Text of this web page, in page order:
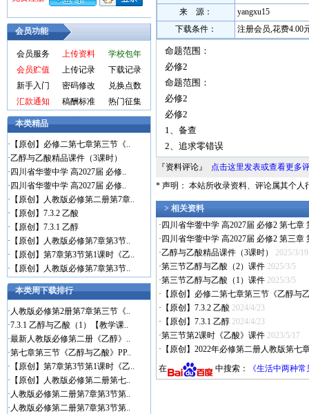
会员功能
会员服务 上传资料
学校包年
会员贮值
上传记录
下载记录
新手入门
密码修改
兑换点数
汇款通知
稿酬标准 热门征集
本类精品
· 【原创】必修二第七章第三节《..
·乙醇与乙酸精品课件（3课时）
· 四川省华蓥中学 高2027届 必修..
· 四川省华蓥中学 高2027届 必修..
· 【原创】人教版必修第二册第7章..
· 【原创】7.3.2 乙酸
· 【原创】7.3.1 乙醇
· 【原创】人教版必修第7章第3节..
· 【原创】第7章第3节第1课时《乙..
· 【原创】人教版必修第7章第3节..
本类周下载排行
· 人教版必修第2册第7章第三节《..
·7.3.1 乙醇与乙酸（1）【教学课..
·最新人教版必修第二册《乙醇》..
·第七章第三节《乙醇与乙酸》PP..
· 【原创】第7章第3节第1课时《乙..
· 【原创】人教版必修第二册第七..
· 人教版必修第二册第7章第3节第..
· 人教版必修第二册第7章第3节第..
来 源：
yangxu15
下载条件：
注册会员,花费4.00
命题范围：
必修2
命题范围：
必修2
必修2
1、备查
2、追求零错误
『资料评论』 点击这里发表或查看更多
* 声明： 本站所收录资料、评论属其个人
> 相关资料
· 四川省华蓥中学 高2027届 必修2 第七
· 四川省华蓥中学 高2027届 必修2 第三
·乙醇与乙酸精品课件（3课时）
2025/3/19
·第三节乙醇与乙酸（2）课件 2025/3/5
·第三节乙醇与乙酸（1）课件 2025/3/5
· 【原创】必修二第七章第三节《乙醇与
· 【原创】7.3.2 乙酸 2024/4/23
· 【原创】7.3.1 乙醇 2024/4/23
·第三节第2课时《乙酸》课件 2023/5/17
· 【原创】2022年必修第二册人教版第七
在
中搜索： 《生活中两种